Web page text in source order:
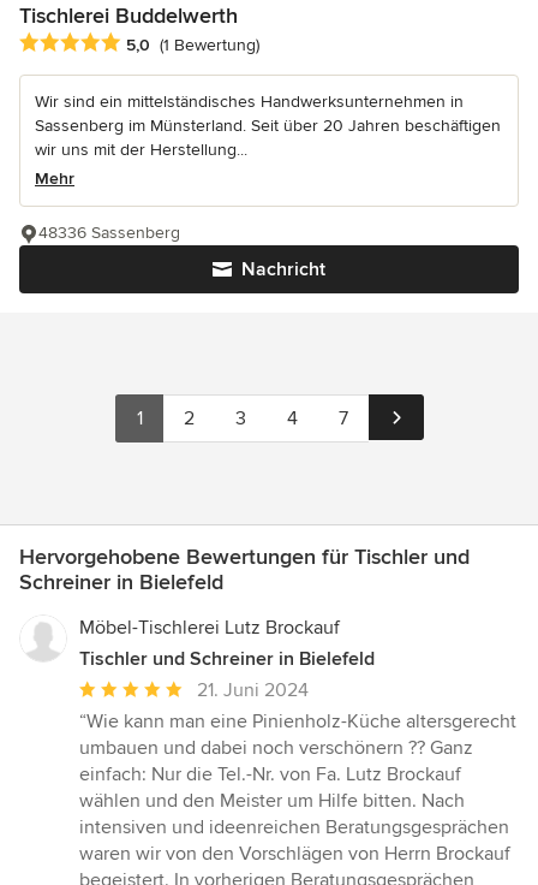
Tischlerei Buddelwerth
Durchschnittliche Bewertung: 5 von 5 Sternen
5,0 (1 Bewertung)
Wir sind ein mittelständisches Handwerksunternehmen in
Sassenberg im Münsterland. Seit über 20 Jahren beschäftigen
wir uns mit der Herstellung...
Mehr
Nachricht
48336 Sassenberg
1 2 3 4 7
Hervorgehobene Bewertungen für Tischler und
Schreiner in Bielefeld
Möbel-Tischlerei Lutz Brockauf
Tischler und Schreiner in Bielefeld
Durchschnittliche
Bewertung:
5
von
5
Sternen
21. Juni 2024
“Wie kann man eine Pinienholz-Küche altersgerecht
umbauen und dabei noch verschönern ?? Ganz
einfach: Nur die Tel.-Nr. von Fa. Lutz Brockauf
wählen und den Meister um Hilfe bitten. Nach
intensiven und ideenreichen Beratungsgesprächen
waren wir von den Vorschlägen von Herrn Brockauf
begeistert. In vorherigen Beratungsgesprächen